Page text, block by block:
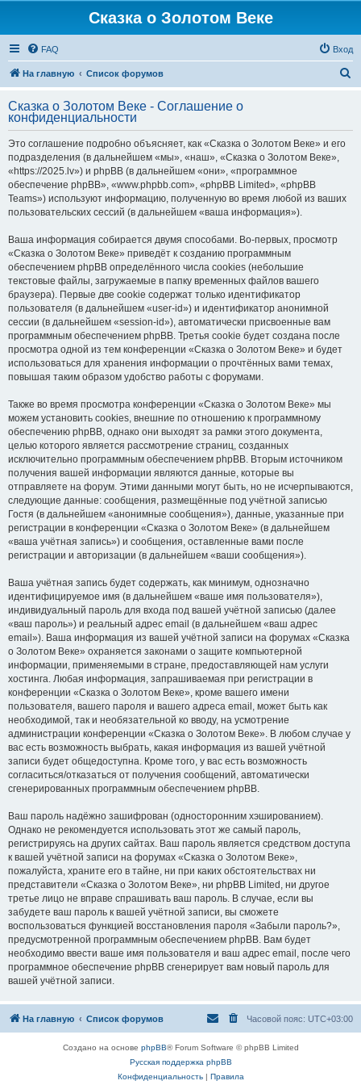
Сказка о Золотом Веке
FAQ Вход
На главную Список форумов
с
Сказка о Золотом Веке - Соглашение о
конфиденциальности
Это соглашение подробно объясняет, как «Сказка о Золотом Веке» и его
подразделения (в дальнейшем «мы», «наш», «Сказка о Золотом Веке»,
«https://2025.lv») и phpBB (в дальнейшем «они», «программное
обеспечение phpBB», «www.phpbb.com», «phpBB Limited», «phpBB
Teams») используют информацию, полученную во время любой из ваших
пользовательских сессий (в дальнейшем «ваша информация»).
Ваша информация собирается двумя способами. Во-первых, просмотр
«Сказка о Золотом Веке» приведёт к созданию программным
обеспечением phpBB определённого числа cookies (небольшие
текстовые файлы, загружаемые в папку временных файлов вашего
браузера). Первые две cookie содержат только идентификатор
пользователя (в дальнейшем «user-id») и идентификатор анонимной
сессии (в дальнейшем «session-id»), автоматически присвоенные вам
программным обеспечением phpBB. Третья cookie будет создана после
просмотра одной из тем конференции «Сказка о Золотом Веке» и будет
использоваться для хранения информации о прочтённых вами темах,
повышая таким образом удобство работы с форумами.
Также во время просмотра конференции «Сказка о Золотом Веке» мы
можем установить cookies, внешние по отношению к программному
обеспечению phpBB, однако они выходят за рамки этого документа,
целью которого является рассмотрение страниц, созданных
исключительно программным обеспечением phpBB. Вторым источником
получения вашей информации являются данные, которые вы
отправляете на форум. Этими данными могут быть, но не исчерпываются,
следующие данные: сообщения, размещённые под учётной записью
Гостя (в дальнейшем «анонимные сообщения»), данные, указанные при
регистрации в конференции «Сказка о Золотом Веке» (в дальнейшем
«ваша учётная запись») и сообщения, оставленные вами после
регистрации и авторизации (в дальнейшем «ваши сообщения»).
Ваша учётная запись будет содержать, как минимум, однозначно
идентифицируемое имя (в дальнейшем «ваше имя пользователя»),
индивидуальный пароль для входа под вашей учётной записью (далее
«ваш пароль») и реальный адрес email (в дальнейшем «ваш адрес
email»). Ваша информация из вашей учётной записи на форумах «Сказка
о Золотом Веке» охраняется законами о защите компьютерной
информации, применяемыми в стране, предоставляющей нам услуги
хостинга. Любая информация, запрашиваемая при регистрации в
конференции «Сказка о Золотом Веке», кроме вашего имени
пользователя, вашего пароля и вашего адреса email, может быть как
необходимой, так и необязательной ко вводу, на усмотрение
администрации конференции «Сказка о Золотом Веке». В любом случае у
вас есть возможность выбрать, какая информация из вашей учётной
записи будет общедоступна. Кроме того, у вас есть возможность
согласиться/отказаться от получения сообщений, автоматически
сгенерированных программным обеспечением phpBB.
Ваш пароль надёжно зашифрован (односторонним хэшированием).
Однако не рекомендуется использовать этот же самый пароль,
регистрируясь на других сайтах. Ваш пароль является средством доступа
к вашей учётной записи на форумах «Сказка о Золотом Веке»,
пожалуйста, храните его в тайне, ни при каких обстоятельствах ни
представители «Сказка о Золотом Веке», ни phpBB Limited, ни другое
третье лицо не вправе спрашивать ваш пароль. В случае, если вы
забудете ваш пароль к вашей учётной записи, вы сможете
воспользоваться функцией восстановления пароля «Забыли пароль?»,
предусмотренной программным обеспечением phpBB. Вам будет
необходимо ввести ваше имя пользователя и ваш адрес email, после чего
программное обеспечение phpBB сгенерирует вам новый пароль для
вашей учётной записи.
На главную Список форумов Часовой пояс: UTC+03:00
Создано на основе phpBB® Forum Software © phpBB Limited
Русская поддержка phpBB
Конфиденциальность| Правила